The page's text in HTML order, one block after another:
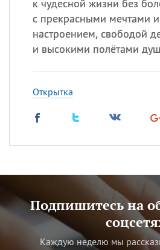
к чудесной жизни без
с прекрасными мечтами
настроением, свободой
и высокими полётами
Открытка
Подпишитесь на
Каждую неделю мы